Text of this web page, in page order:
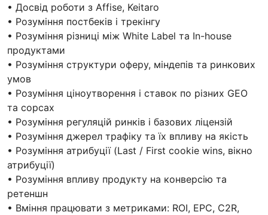
• Досвід роботи з Affise, Keitaro
• Розуміння постбеків і трекінгу
• Розуміння різниці між White Label та In-house
продуктами
• Розуміння структури оферу, міндепів та ринкових
умов
• Розуміння ціноутворення і ставок по різних GEO
та сорсах
• Розуміння регуляцій ринків і базових ліцензій
• Розуміння джерел трафіку та їх впливу на якість
• Розуміння атрибуції (Last / First cookie wins, вікно
атрибуції)
• Розуміння впливу продукту на конверсію та
ретеншн
• Вміння працювати з метриками: ROI, EPC, C2R,